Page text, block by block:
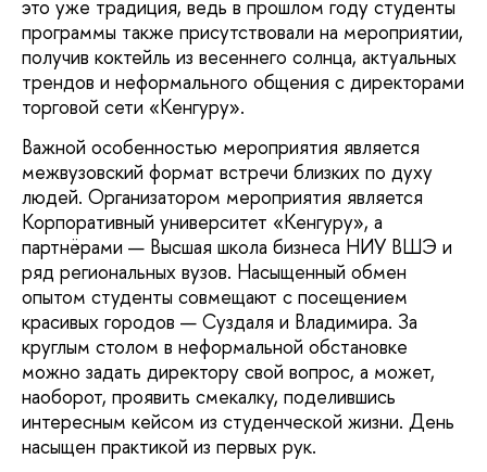
это уже традиция, ведь в прошлом году студенты
программы также присутствовали на мероприятии,
получив коктейль из весеннего солнца, актуальных
трендов и неформального общения с директорами
торговой сети «Кенгуру».
Важной особенностью мероприятия является
межвузовский формат встречи близких по духу
людей. Организатором мероприятия является
Корпоративный университет «Кенгуру», а
партнёрами — Высшая школа бизнеса НИУ ВШЭ и
ряд региональных вузов. Насыщенный обмен
опытом студенты совмещают с посещением
красивых городов — Суздаля и Владимира. За
круглым столом в неформальной обстановке
можно задать директору свой вопрос, а может,
наоборот, проявить смекалку, поделившись
интересным кейсом из студенческой жизни. День
насыщен практикой из первых рук.